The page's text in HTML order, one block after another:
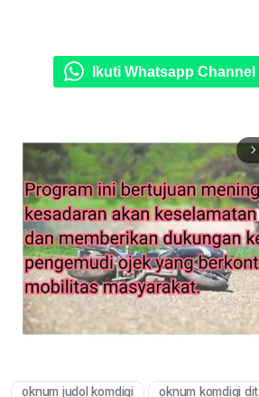
Ikuti Whatsapp
arrow_forward_ios
oknum judol komdigi oknum komdigi